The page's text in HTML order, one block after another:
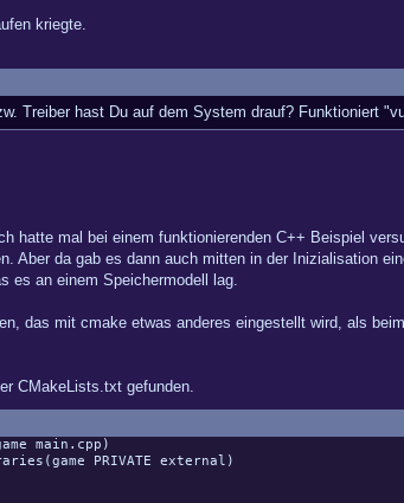
kriegte.
Treiber hast Du auf dem System drauf? Funktioniert
hatte mal bei einem funktionierenden C++ Beispiel
Aber da gab es dann auch mitten in der Inizialisation
es an einem Speichermodell lag.
das mit cmake etwas anderes eingestellt wird, als
CMakeLists.txt gefunden.
main.cpp)
PRIVATE external)